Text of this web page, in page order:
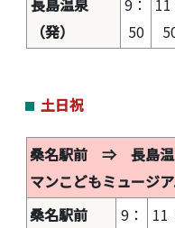
長島温泉
（発）
9：
50
11
土日祝
桑名駅前 ⇒ 長島温
マンこどもミュージ
桑名駅前
9：
11